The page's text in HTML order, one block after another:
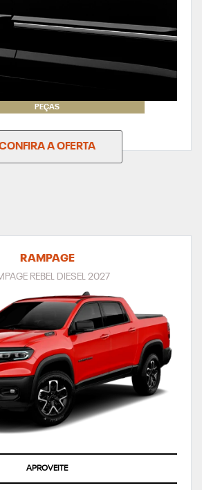
PEÇAS
A OFERTA
RAMPAGE
REBEL DIESEL 2027
DO SEU SEMINOVO